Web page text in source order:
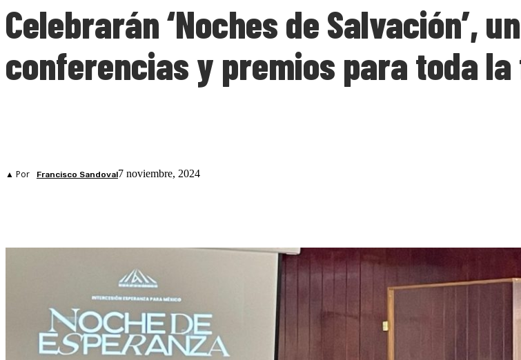
Celebrarán ‘Noches de Salvación’,
conferencias y premios para toda
▲ Por Francisco Sandoval7 noviembre, 2024